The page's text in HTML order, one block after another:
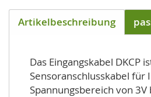
Artikelbeschreibung
Das Eingangskabel DKCP
Sensoranschlusskabel für
Spannungsbereich von 3V